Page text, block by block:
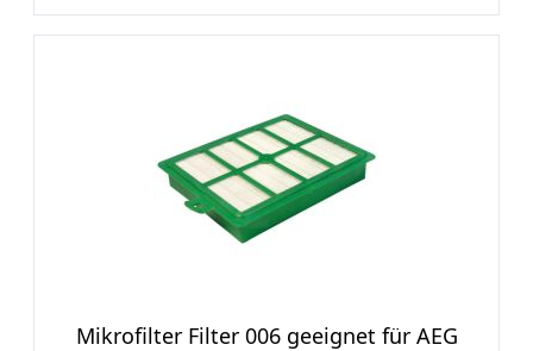
Mikrofilter Filter 006 geeignet für AEG